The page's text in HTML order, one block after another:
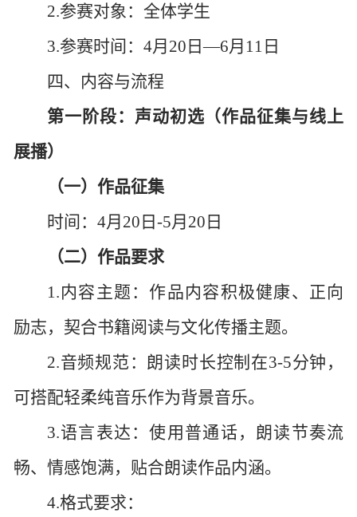
2.参赛对象：全体学生
3.参赛时间：4月20日—6月11日
四、内容与流程
第一阶段：声动初选（作品征集与线上
展播）
（一） 作品征集
时间： 4月20日-5月20日
（二）作品要求
1.内容主题：作品内容积极健康、正向
励志，契合书籍阅读与文化传播主题。
2.音频规范：朗读时长控制在3-5分钟，
可搭配轻柔纯音乐作为背景音乐。
3.语言表达：使用普通话，朗读节奏流
畅、情感饱满，贴合朗读作品内涵。
4.格式要求：